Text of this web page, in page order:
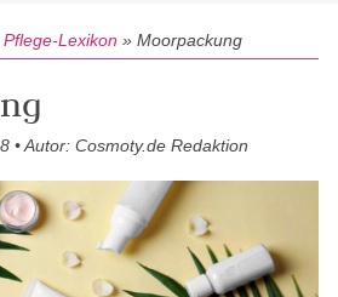
Pflege-Lexikon » Moorpackung
• Autor: Cosmoty.de Redaktion